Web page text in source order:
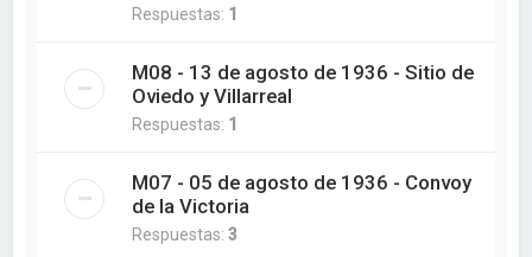
Respuestas: 1
M08 - 13 de agosto de 1936 - Sitio de
Oviedo y Villarreal
Respuestas: 1
M07 - 05 de agosto de 1936 - Convoy
de la Victoria
Respuestas:3